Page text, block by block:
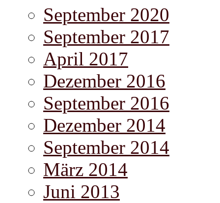
September 2020
September 2017
April 2017
Dezember 2016
September 2016
Dezember 2014
September 2014
März 2014
Juni 2013